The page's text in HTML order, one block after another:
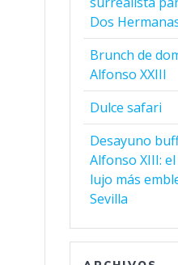
Dos
Brunch de
Alfonso XXIII
Dulce safari
Desayuno
Alfonso XIII:
lujo más
Sevilla